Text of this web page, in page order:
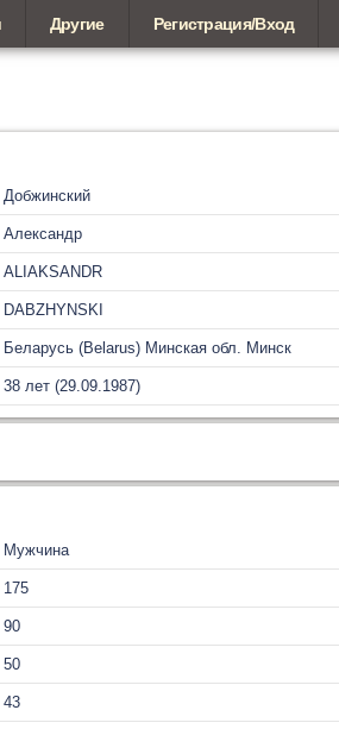
Другие Регистрация/Вход
Добжинский
Александр
ALIAKSANDR
DABZHYNSKI
Беларусь (Belarus) Минская обл. Минск
38 лет (29.09.1987)
Мужчина
175
90
50
43